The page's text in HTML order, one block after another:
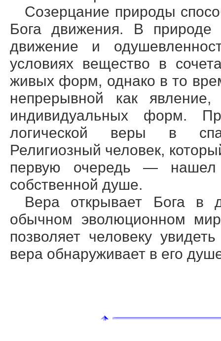
Созерцание природы
Бога движения. В природе
движение и
условиях вещество в
живых форм, однако в то
непрерывной как
индивидуальных форм.
логической веры в
Религиозный человек,
первую очередь —
собственной душе.
Вера открывает Бога в
обычном эволюционном
позволяет человеку
вера обнаруживает в его